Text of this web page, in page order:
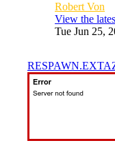
Robert Von
View the
Tue Jun 25,